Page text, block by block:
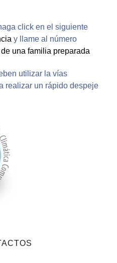
click en el siguiente
y llame al número
una familia preparada
utilizar la vías
realizar un rápido despeje